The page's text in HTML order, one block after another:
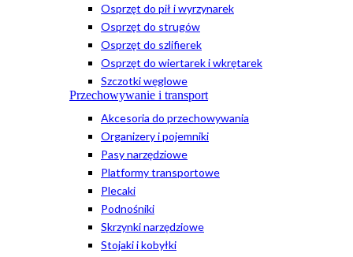
Osprzęt do pił i wyrzynarek
Osprzęt do strugów
Osprzęt do szlifierek
Osprzęt do wiertarek i wkrętarek
Szczotki węglowe
Przechowywanie i transport
Akcesoria do przechowywania
Organizery i pojemniki
Pasy narzędziowe
Platformy transportowe
Plecaki
Podnośniki
Skrzynki narzędziowe
Stojaki i kobyłki